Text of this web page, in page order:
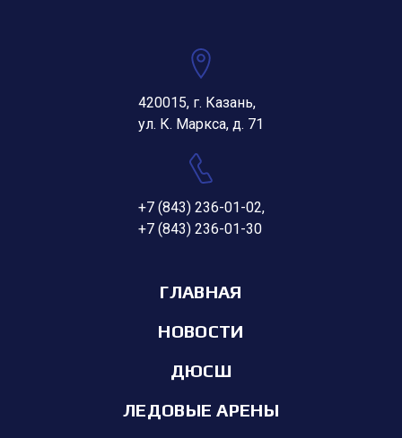
420015, г. Казань,
ул. К. Маркса, д. 71
+7 (843) 236-01-02,
+7 (843) 236-01-30
ГЛАВНАЯ
НОВОСТИ
ДЮСШ
ЛЕДОВЫЕ АРЕНЫ